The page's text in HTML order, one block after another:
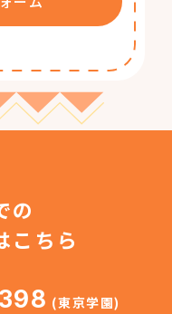
の
こちら
(東京学園)